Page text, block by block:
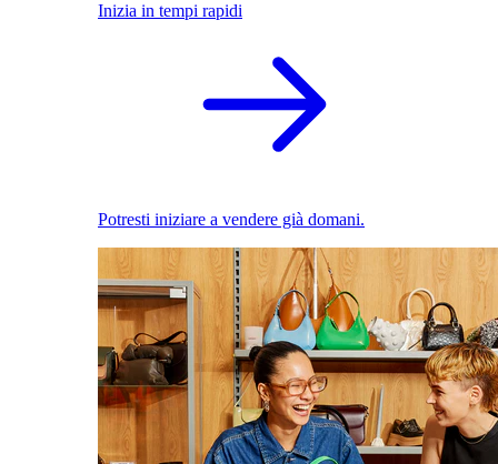
Inizia in tempi rapidi
Potresti iniziare a vendere già domani.